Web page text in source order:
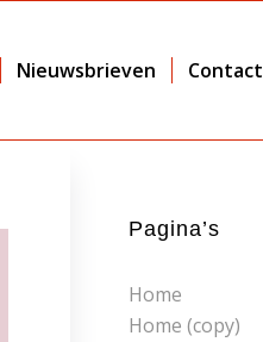
Nieuwsbrieven Contact
Pagina’s
Home
Home (copy)